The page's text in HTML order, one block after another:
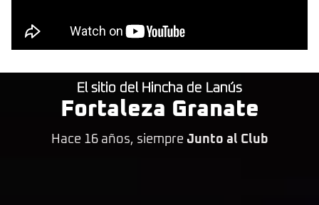
El sitio del Hincha de Lanús
Fortaleza Granate
Hace 16 años, siempre Junto al Club